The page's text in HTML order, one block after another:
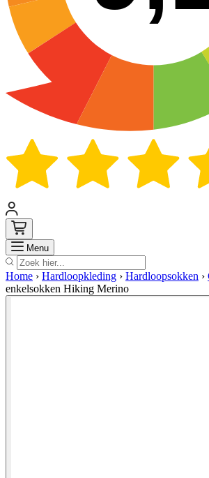
Menu Zoek
Home › Hardloopkleding › Hardloopsokken ›
enkelsokken Hiking Merino